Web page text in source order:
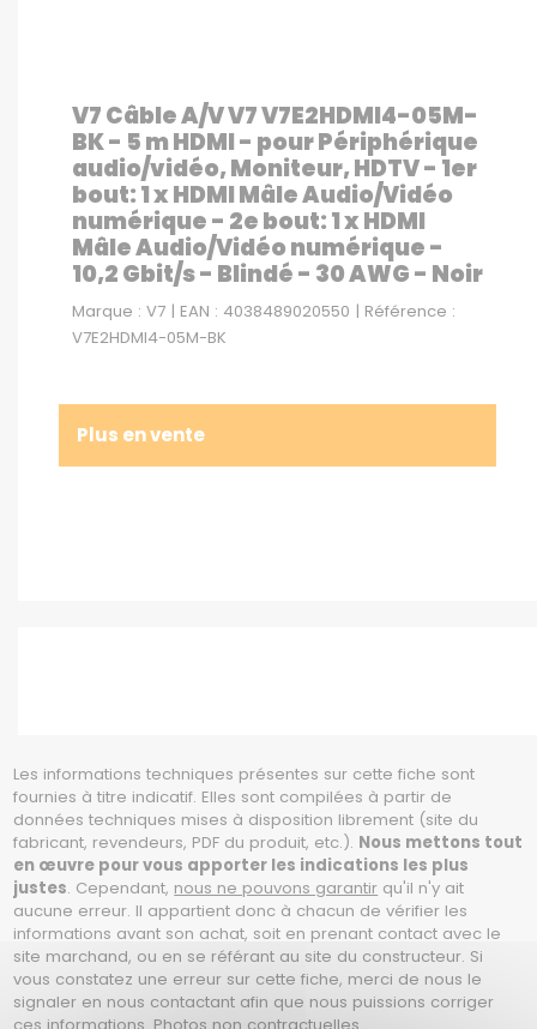
V7 Câble A/V V7 V7E2HDMI4-05M-
BK - 5 m HDMI - pour Périphérique
audio/vidéo, Moniteur, HDTV - 1er
bout: 1 x HDMI Mâle Audio/Vidéo
numérique - 2e bout: 1 x HDMI
Mâle Audio/Vidéo numérique -
10,2 Gbit/s - Blindé - 30 AWG - Noir
Marque : V7 | EAN : 4038489020550 | Référence :
V7E2HDMI4-05M-BK
Plus en vente
Les informations techniques présentes sur cette fiche sont
fournies à titre indicatif. Elles sont compilées à partir de
données techniques mises à disposition librement (site du
fabricant, revendeurs, PDF du produit, etc.). Nous mettons tout
en œuvre pour vous apporter les indications les plus
justes. Cependant, nous ne pouvons garantir qu'il n'y ait
aucune erreur. Il appartient donc à chacun de vérifier les
informations avant son achat, soit en prenant contact avec le
site marchand, ou en se référant au site du constructeur. Si
vous constatez une erreur sur cette fiche, merci de nous le
signaler en nous contactant afin que nous puissions corriger
ces informations. Photos non contractuelles.